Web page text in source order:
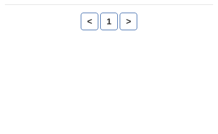
< 1 >